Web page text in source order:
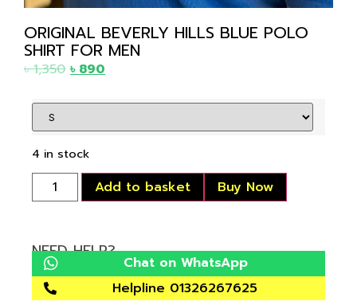
ORIGINAL BEVERLY HILLS BLUE POLO
SHIRT FOR MEN
৳1,350 ৳ 890
4 in stock
Add to basket Buy Now
NEED HELP?
Chat on WhatsApp
Helpline 01326267625